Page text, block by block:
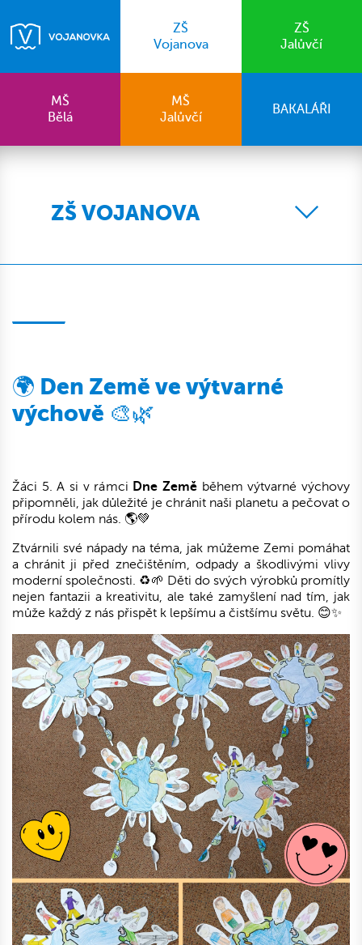
ZŠ
Vojanova
ZŠ
Jalůvčí
MŠ
Bělá
MŠ
Jalůvčí
BAKALÁŘI
ZŠ VOJANOVA
🌍 Den Země ve výtvarné
výchově 🎨🌿
Žáci 5. A si v rámci Dne Zeměběhem výtvarné výchovy
připomněli, jak důležité je chránit naši planetu a pečovat o
přírodu kolem nás. 🌎💚
Ztvárnili své nápady na téma, jak můžeme Zemi pomáhat
a chránit ji před znečištěním, odpady a škodlivými vlivy
moderní společnosti. ♻️🌱 Děti do svých výrobků promítly
nejen fantazii a kreativitu, ale také zamyšlení nad tím, jak
může každý z nás přispět k lepšímu a čistšímu světu. 😊✨